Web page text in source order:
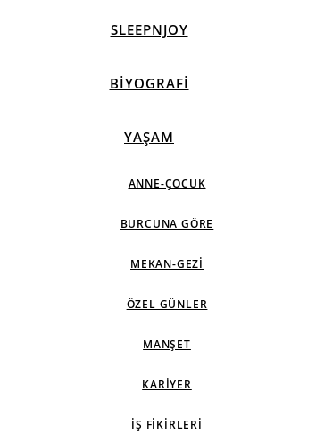
SLEEPNJOY
BIYOGRAFI
YAŞAM
ANNE-ÇOCUK
BURCUNA GÖRE
MEKAN-GEZI
ÖZEL GÜNLER
MANŞET
KARIYER
İŞ FIKIRLERI